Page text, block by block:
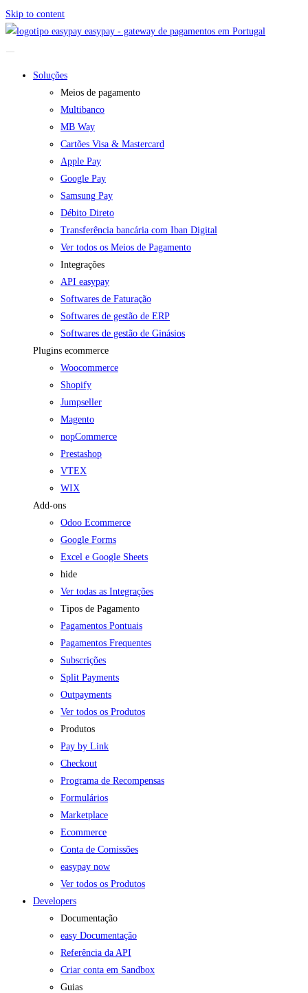
Skip to content
easypay - gateway de pagamentos em Portugal
Soluções
Meios de pagamento
Multibanco
MB Way
Cartões Visa & Mastercard
Apple Pay
Google Pay
Samsung Pay
Débito Direto
Transferência bancária com Iban Digital
Ver todos os Meios de Pagamento
Integrações
API easypay
Softwares de Faturação
Softwares de gestão de ERP
Softwares de gestão de Ginásios
Plugins ecommerce
Woocommerce
Shopify
Jumpseller
Magento
nopCommerce
Prestashop
VTEX
WIX
Add-ons
Odoo Ecommerce
Google Forms
Excel e Google Sheets
hide
Ver todas as Integrações
Tipos de Pagamento
Pagamentos Pontuais
Pagamentos Frequentes
Subscrições
Split Payments
Outpayments
Ver todos os Produtos
Produtos
Pay by Link
Checkout
Programa de Recompensas
Formulários
Marketplace
Ecommerce
Conta de Comissões
easypay now
Ver todos os Produtos
Developers
Documentação
easy Documentação
Referência da API
Criar conta em Sandbox
Guias